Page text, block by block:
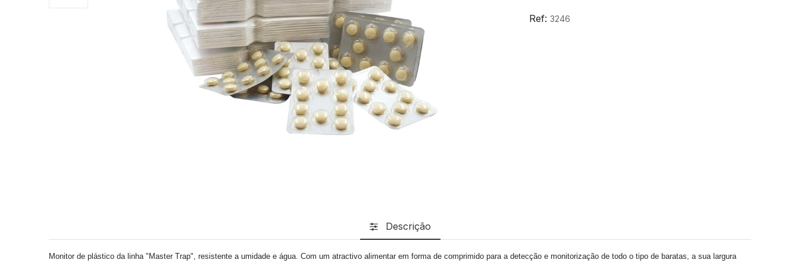
Ref: 3246
Descrição
Monitor de plástico da linha "Master Trap", resistente a umidade e água. Com um atractivo alimentar em forma de comprimido para a detecção e monitorização de todo o tipo de baratas, a sua largura